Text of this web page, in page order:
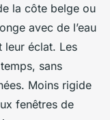
la côte belge ou
avec de l’eau
leur éclat. Les
sans
Moins rigide
fenêtres de